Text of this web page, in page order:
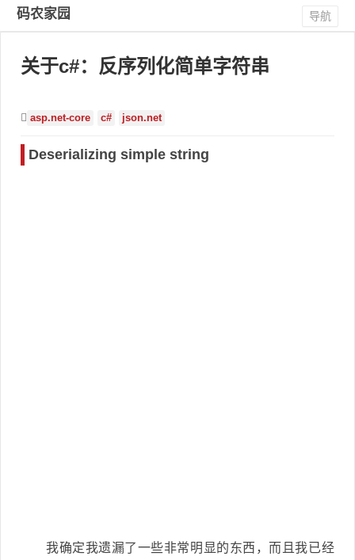
码农家园 导航
关于c#：反序列化简单字符串
asp.net-core c# json.net
Deserializing simple string
我确定我遗漏了一些非常明显的东西，而且我已经